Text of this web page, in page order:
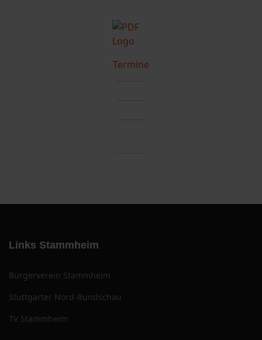
Termine
Links Stammheim
Bürgerverein Stammheim
Stuttgarter Nord-Rundschau
TV Stammheim